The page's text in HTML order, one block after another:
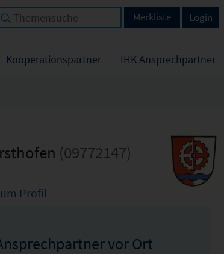
Kooperationspartner IHK Ansprechpartner
Login
Merkliste
(09772147)
Profil
vor Ort